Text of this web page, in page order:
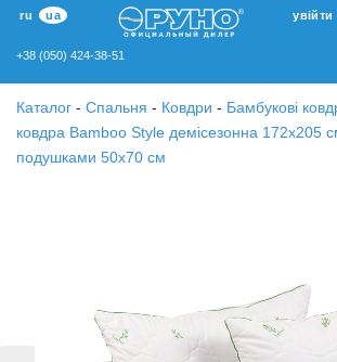
ru ua увійти
+38 (050) 424-38-51
Каталог - Спальня - Ковдри - Бамбукові
ковдра Bamboo Style демісезонна 172х205
подушками 50х70 см